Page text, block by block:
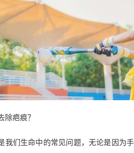
除疤痕？
我们生命中的常见问题，无论是因为